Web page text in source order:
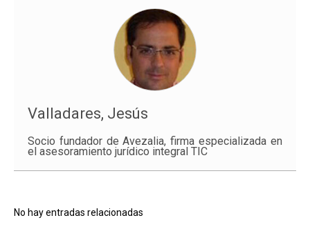
Valladares, Jesús
Socio fundador de Avezalia, firma especializada en
el asesoramiento jurídico integral TIC
No hay entradas relacionadas